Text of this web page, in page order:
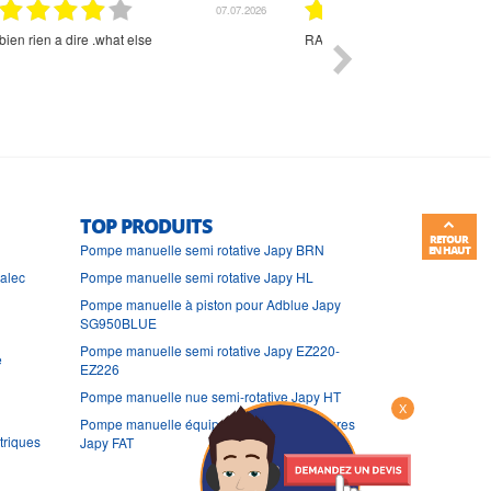
01.07.2026
Commande et délais parfait
TOP PRODUITS
Pompe manuelle semi rotative Japy BRN
Pompe manuelle semi rotative Japy HL
Pompe manuelle à piston pour Adblue Japy
SG950BLUE
Pompe manuelle semi rotative Japy EZ220-
EZ226
Pompe manuelle nue semi-rotative Japy HT
Pompe manuelle équipée pour hydrocarbures
Japy FAT
X
RETOUR
EN HAUT